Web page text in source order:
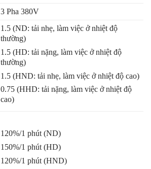
3 Pha 380V
1.5 (ND: tải nhẹ, làm việc ở nhiệt độ
thường)
1.5 (HD: tải nặng, làm việc ở nhiệt độ
thường)
1.5 (HND: tải nhẹ, làm việc ở nhiệt độ cao)
0.75 (HHD: tải nặng, làm việc ở nhiệt độ
cao)
120%/1 phút (ND)
150%/1 phút (HD)
120%/1 phút (HND)